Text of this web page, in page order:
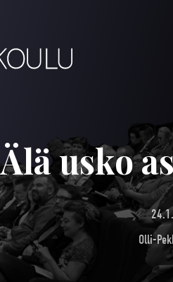
Älä usko
Olli-